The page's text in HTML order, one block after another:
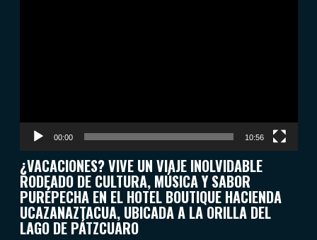
00:00 10:56
¿VACACIONES? VIVE UN VIAJE INOLVIDABLE
RODEADO DE CULTURA, MÚSICA Y SABOR
PURÉPECHA EN EL HOTEL BOUTIQUE HACIENDA
UCAZANAZTACUA, UBICADA A LA ORILLA DEL
LAGO DE PÁTZCUARO